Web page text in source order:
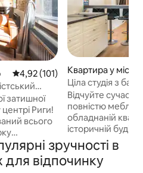
Середня оцінка: 4,92 з 5,
4,92 (101)
затишної
Риги!
всього
Завдяки
Квартира у місті
Ціла студія з
4 особи
Відчуйте
повністю
обладнаній
історичній
спроектованій
архітектором
1909 році.
зручності в
відпочинку